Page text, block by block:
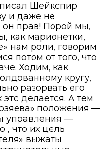
Шейкспир
и даже не
он прав! Порой мы,
как марионетки,
нам роли, говорим
потом от того, что
Ходим, как
кругу,
разорвать его
делается. А тем
положения —
управления —
, что их цель
выжаты